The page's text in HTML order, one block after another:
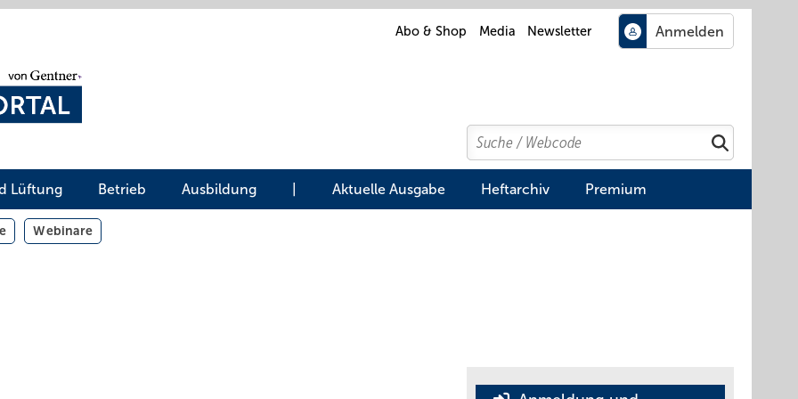
Abo & Shop Media Newsletter
Search
Suchen
Lüftung Betrieb Ausbildung Aktuelle Ausgabe Heftarchiv Premium
Webinare